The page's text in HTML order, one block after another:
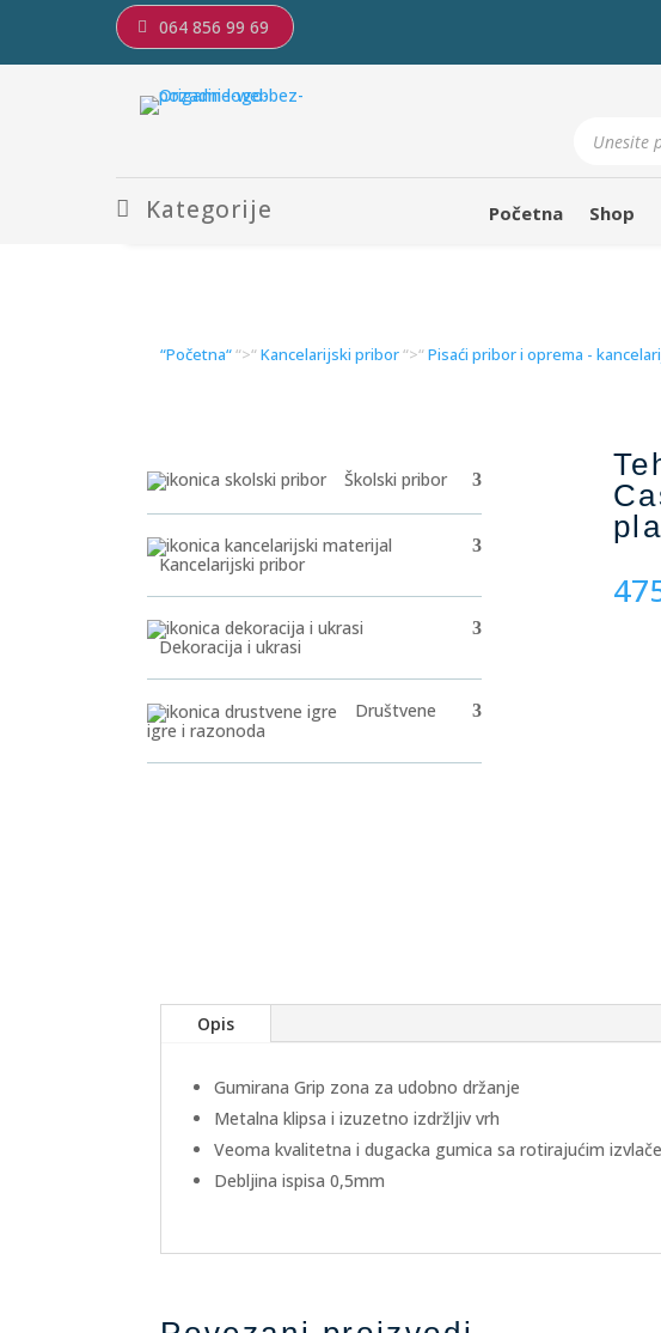
064 856 99 69
search
Kategorije Početna Shop
“Početna““>“Kancelarijski pribor“>“Pisaći pribor i oprema -
Školski pribor
Kancelarijski pribor
Dekoracija i ukrasi
Društvene
igre i razonoda
Opis
Gumirana Grip zona za udobno držanje
Metalna klipsa i izuzetno izdržljiv vrh
Veoma kvalitetna i dugacka gumica sa rotirajućim
Debljina ispisa 0,5mm